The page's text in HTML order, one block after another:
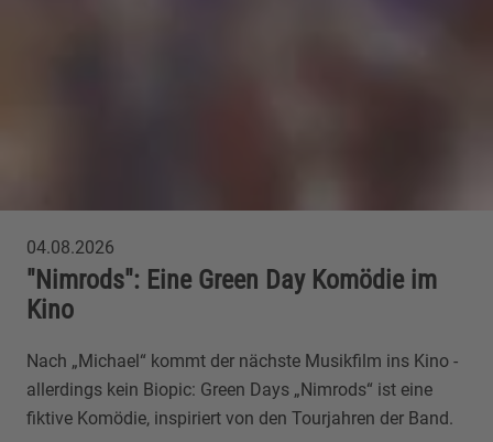
04.08.2026
"Nimrods": Eine Green Day Komödie im
Kino
Nach „Michael“ kommt der nächste Musikfilm ins Kino -
allerdings kein Biopic: Green Days „Nimrods“ ist eine
fiktive Komödie, inspiriert von den Tourjahren der Band.